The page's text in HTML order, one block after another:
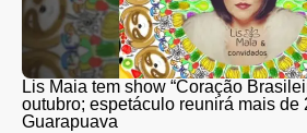
Lis Maia tem show “Coração
outubro; espetáculo reunirá mais de
Guarapuava